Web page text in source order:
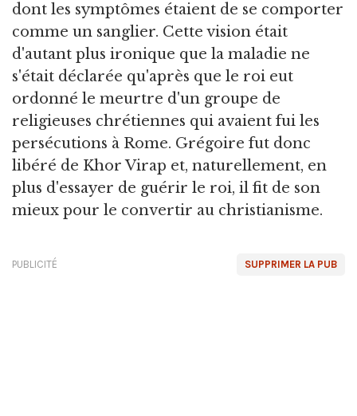
dont les symptômes étaient de se comporter
comme un sanglier. Cette vision était
d'autant plus ironique que la maladie ne
s'était déclarée qu'après que le roi eut
ordonné le meurtre d'un groupe de
religieuses chrétiennes qui avaient fui les
persécutions à Rome. Grégoire fut donc
libéré de Khor Virap et, naturellement, en
plus d'essayer de guérir le roi, il fit de son
mieux pour le convertir au christianisme.
SUPPRIMER LA PUB
PUBLICITÉ